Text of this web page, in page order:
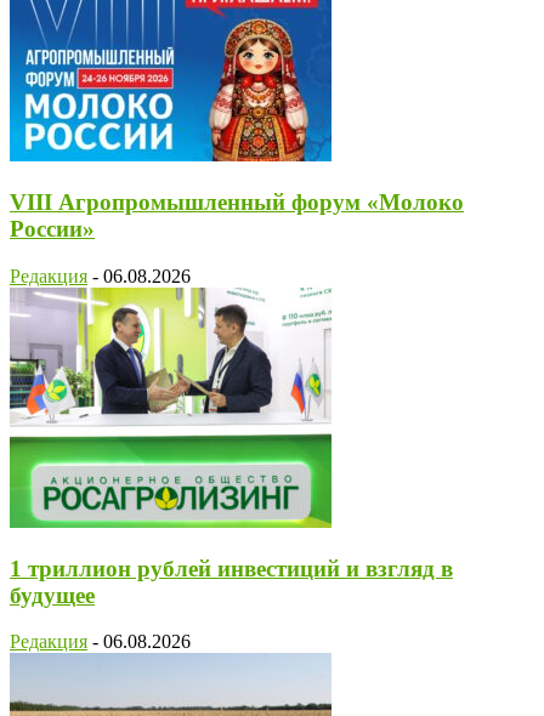
VIII Агропромышленный форум «Молоко
России»
Редакция - 06.08.2026
1 триллион рублей инвестиций и взгляд в
будущее
Редакция - 06.08.2026